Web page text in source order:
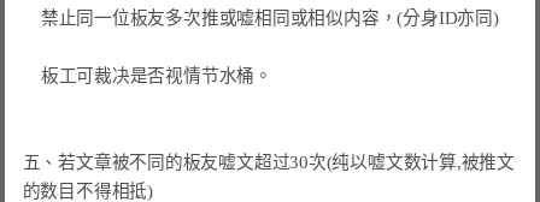
五、若文章被不同的板友嘘文超过30次(纯以嘘文数计算,被推文
的数目不得相抵)